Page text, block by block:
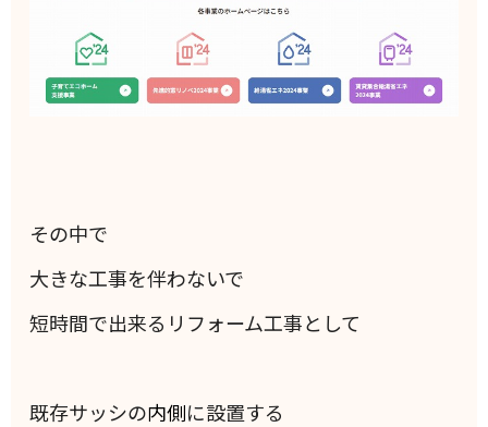
その中で
大きな工事を伴わないで
短時間で出来るリフォーム工事として
既存サッシの内側に設置する